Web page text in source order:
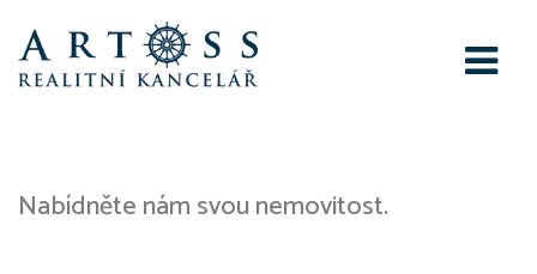
Nabídněte nám svou nemovitost.